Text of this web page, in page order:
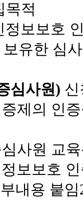
목적
정보보호
보유한 심
심사원 ) 신
제의 인
사원 교
보보호
내용 붙임